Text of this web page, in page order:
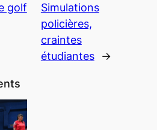
golf
Simulations
policières,
craintes
étudiantes
→